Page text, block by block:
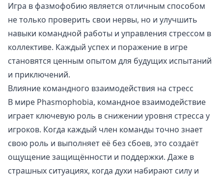
Игра в фазмофобию является отличным способом
не только проверить свои нервы, но и улучшить
навыки командной работы и управления стрессом в
коллективе. Каждый успех и поражение в игре
становятся ценным опытом для будущих испытаний
и приключений.
Влияние командного взаимодействия на стресс
В мире Phasmophobia, командное взаимодействие
играет ключевую роль в снижении уровня стресса у
игроков. Когда каждый член команды точно знает
свою роль и выполняет её без сбоев, это создаёт
ощущение защищённости и поддержки. Даже в
страшных ситуациях, когда духи набирают силу и